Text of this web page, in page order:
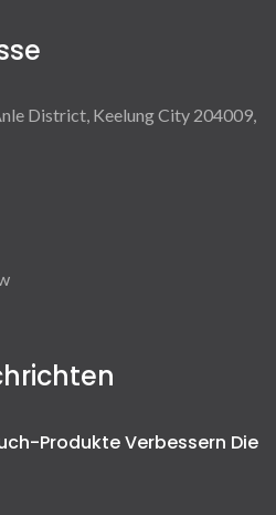
District, Keelung City 204009,
Produkte Verbessern Die